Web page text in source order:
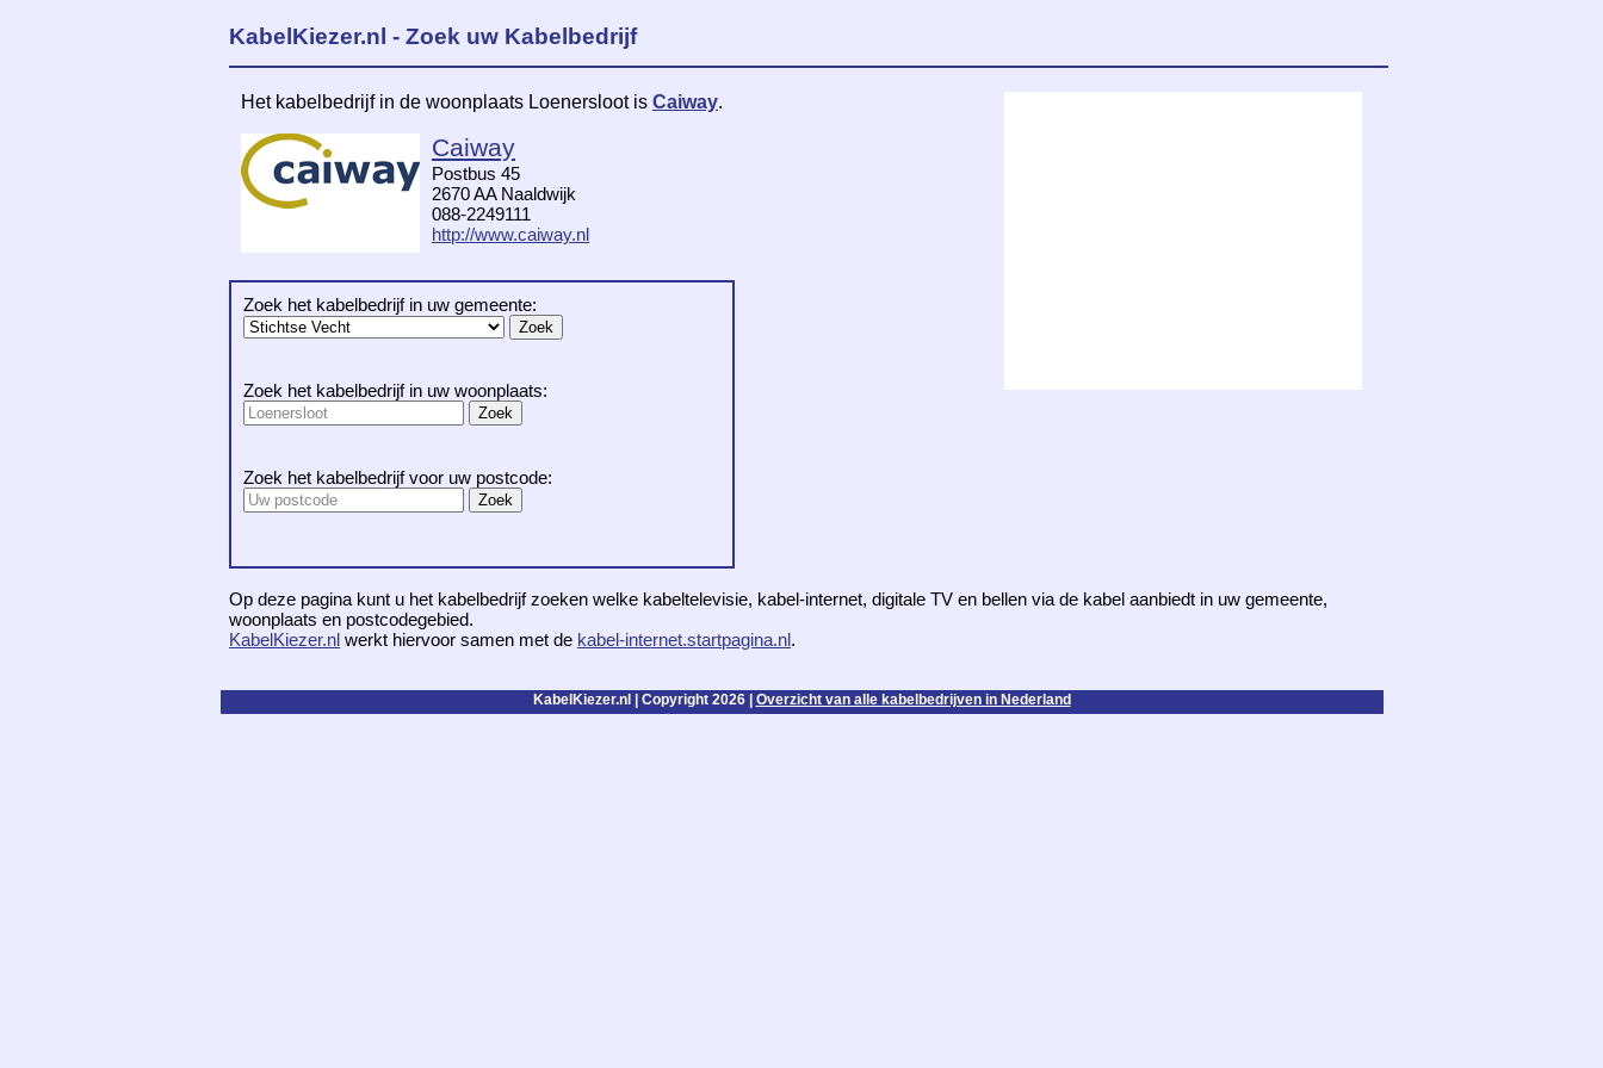
KabelKiezer.nl - Zoek uw Kabelbedrijf
Het kabelbedrijf in de woonplaats Loenersloot is Caiway.
Caiway
Postbus 45
2670 AA Naaldwijk
088-2249111
http://www.caiway.nl
Zoek het kabelbedrijf in uw gemeente:
Zoek het kabelbedrijf in uw woonplaats:
Zoek het kabelbedrijf voor uw postcode:
Op deze pagina kunt u het kabelbedrijf zoeken welke kabeltelevisie, kabel-internet, digitale TV en bellen via de kabel aanbiedt in uw gemeente,
woonplaats en postcodegebied.
KabelKiezer.nl werkt hiervoor samen met de kabel-internet.startpagina.nl.
KabelKiezer.nl | Copyright 2026 | Overzicht van alle kabelbedrijven in Nederland